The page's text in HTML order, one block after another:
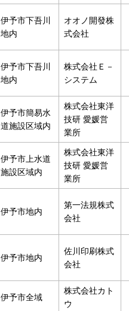
伊予市下吾川
地内
オオノ開發株
式会社
伊予市下吾川
地内
株式会社Ｅ－
システム
伊予市簡易水
道施設区域内
株式会社東洋
技研 愛媛営
業所
伊予市上水道
施設区域内
株式会社東洋
技研 愛媛営
業所
伊予市地内
第一法規株式
会社
伊予市地内
佐川印刷株式
会社
伊予市全域
株式会社カト
ウ